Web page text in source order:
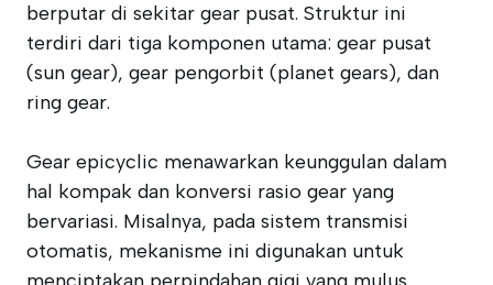
berputar di sekitar gear pusat. Struktur ini
terdiri dari tiga komponen utama: gear pusat
(sun gear), gear pengorbit (planet gears), dan
ring gear.
Gear epicyclic menawarkan keunggulan dalam
hal kompak dan konversi rasio gear yang
bervariasi. Misalnya, pada sistem transmisi
otomatis, mekanisme ini digunakan untuk